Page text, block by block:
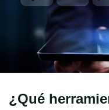
¿Qué